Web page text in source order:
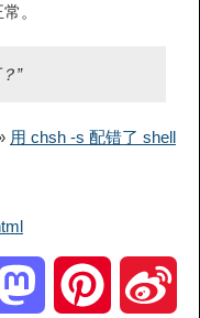
。
”
用 chsh -s 配错了 shell